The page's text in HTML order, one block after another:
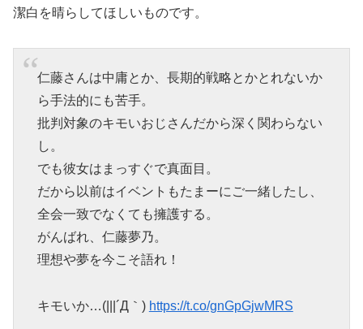
潔白を晴らしてほしいものです。
仁藤さんは中庸とか、長期的戦略とかとれないか
ら手法的にも苦手。
批判対象のキモいおじさんだから深く関わらない
し。
でも彼女はまっすぐで真面目。
だから以前はイベントもたまーにご一緒したし、
全会一致でなくても擁護する。
がんばれ、仁藤夢乃。
理想や夢を今こそ語れ！
キモいか…(|||´Д｀) https://t.co/gnGpGjwMRS